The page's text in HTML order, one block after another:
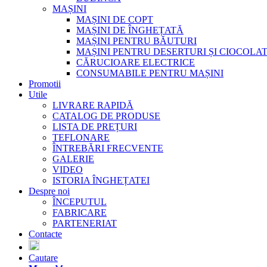
MAȘINI
MAȘINI DE COPT
MAȘINI DE ÎNGHEȚATĂ
MAȘINI PENTRU BĂUTURI
MAȘINI PENTRU DESERTURI ȘI
CĂRUCIOARE ELECTRICE
CONSUMABILE PENTRU MAȘINI
Promotii
Utile
LIVRARE RAPIDĂ
CATALOG DE PRODUSE
LISTA DE PREȚURI
TEFLONARE
ÎNTREBĂRI FRECVENTE
GALERIE
VIDEO
ISTORIA ÎNGHEȚATEI
Despre noi
ÎNCEPUTUL
FABRICARE
PARTENERIAT
Contacte
Cautare